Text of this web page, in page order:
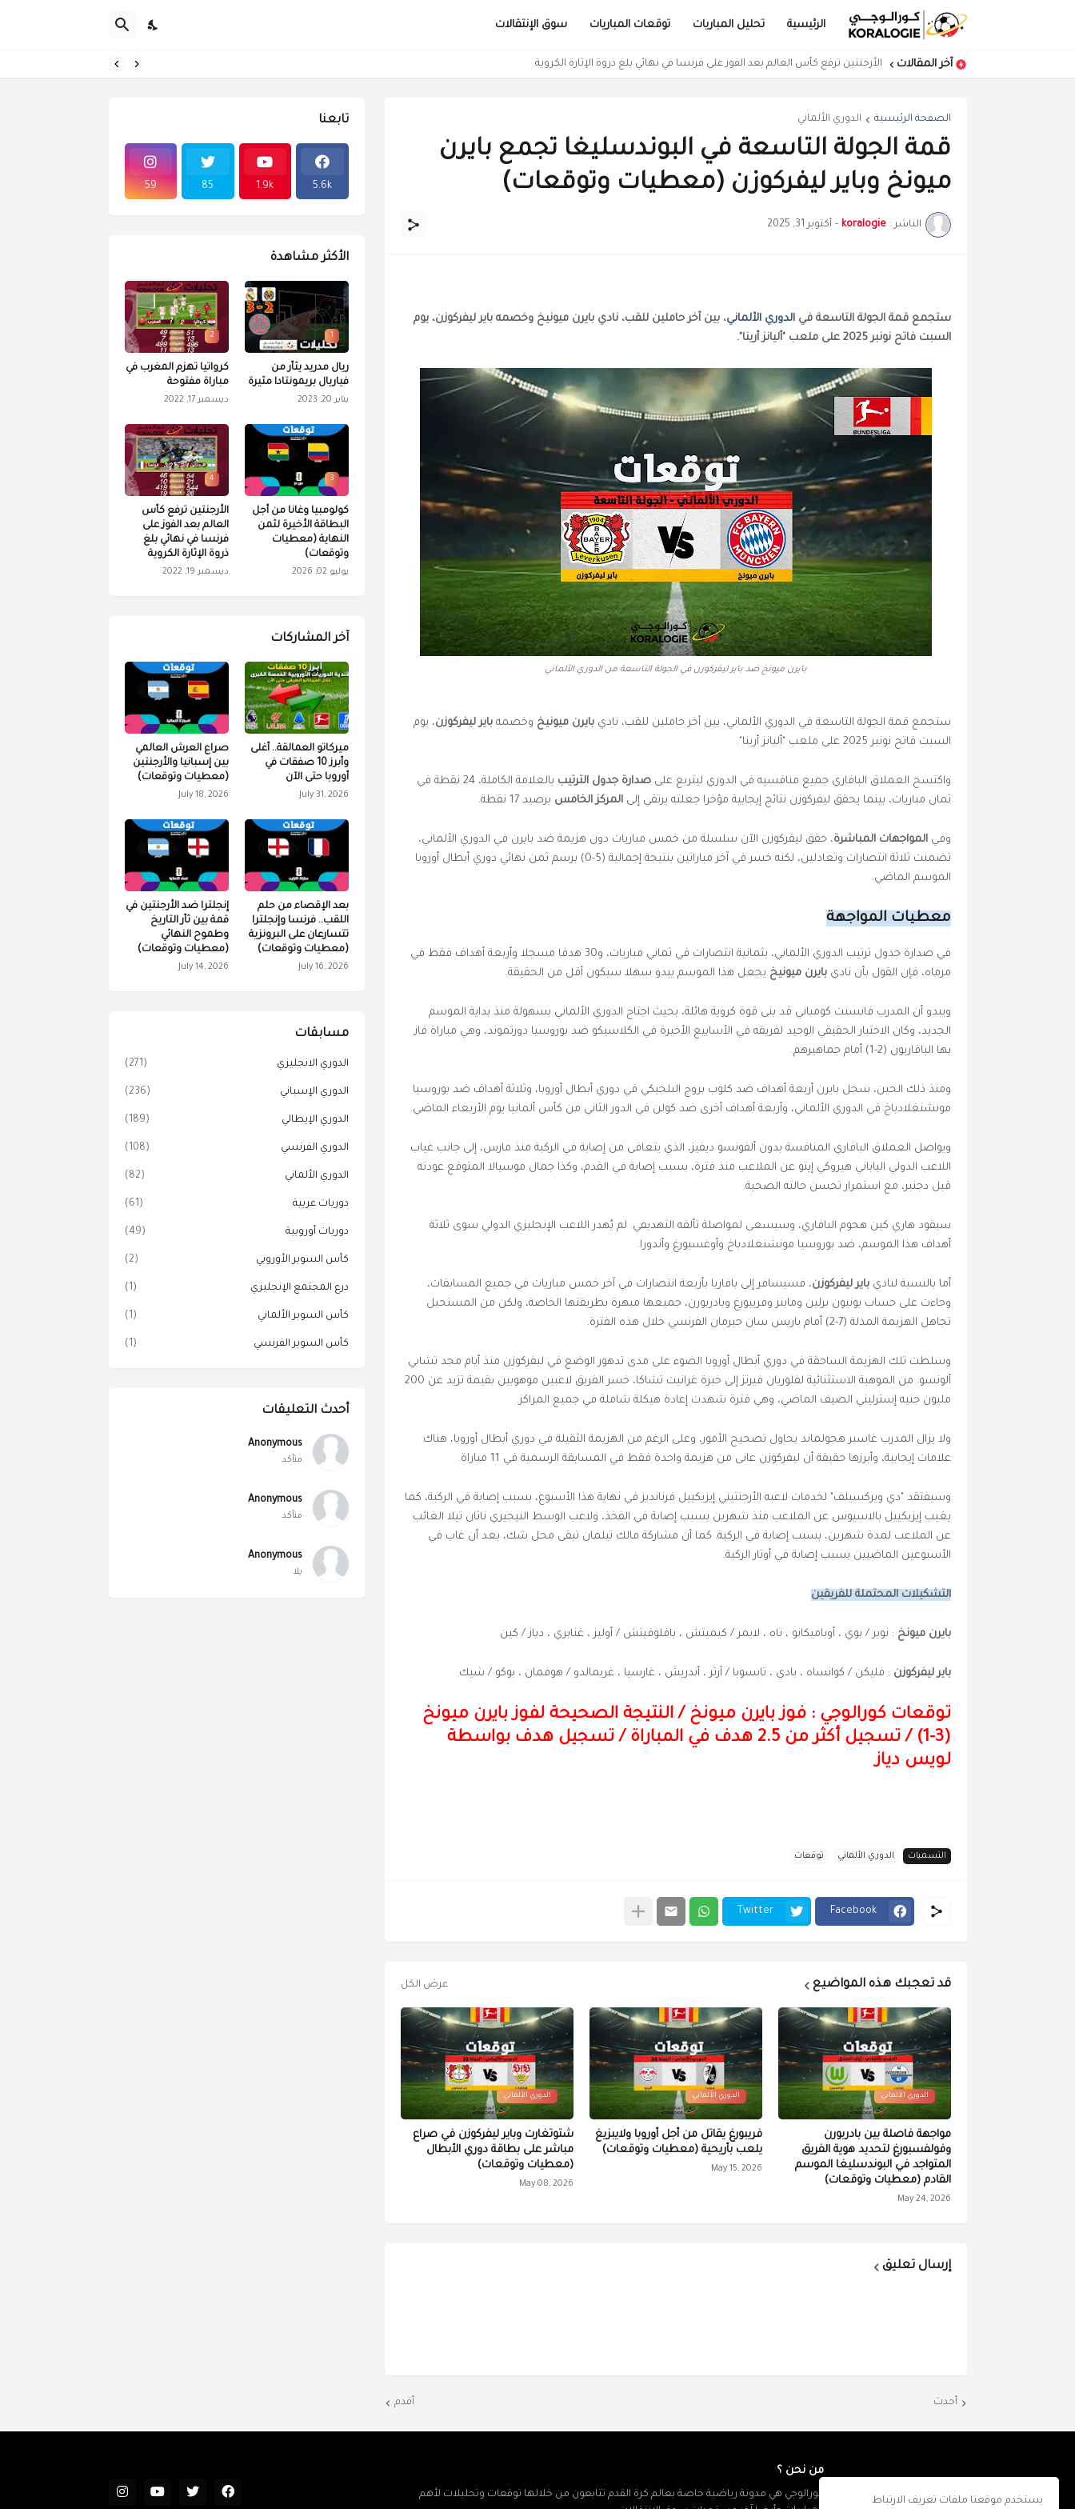
الرئيسية تحليل المباريات توقعات المباريات سوق الإنتقالات
آخر المقالات الأرجنتين ترفع كأس العالم بعد الفوز على فرنسا في نهائي بلغ ذروة الإثارة الكروية
الصفحة الرئيسية الدوري الألماني
قمة الجولة التاسعة في البوندسليغا تجمع بايرن
ميونخ وباير ليفركوزن (معطيات وتوقعات)
الناشر : koralogie
- أكتوبر 31, 2025
ستجمع قمة الجولة التاسعة فيالدوري الألماني، بين آخر حاملين للقب، نادي بايرن ميونيخ وخصمه باير ليفركوزن، يوم
السبت فاتح نونبر 2025 على ملعب "أليانز أرينا".
بايرن ميونخ ضد باير ليفركوزن في الجولة التاسعة من الدوري الألماني
ستجمع قمة الجولة التاسعة في الدوري الألماني، بين آخر حاملين للقب، ناديبايرن ميونيخ وخصمهباير ليفركوزن، يوم
السبت فاتح نونبر 2025 على ملعب "أليانز أرينا".
واكتسح العملاق البافاري جميع منافسيه في الدوري ليتربع علىصدارة جدول الترتيب
بالعلامة الكاملة، 24 نقطة في
ثمان مباريات، بينما يحقق ليفركوزن نتائج إيجابية مؤخرا جعلته يرتقي إلىالمركز الخامس برصيد 17 نقطة.
وفيالمواجهات المباشرة، حقق ليفركوزن الآن سلسلة من خمس مباريات دون هزيمة ضد بايرن في الدوري الألماني،
تضمنت ثلاثة انتصارات وتعادلين، لكنه خسر في آخر مباراتين بنتيجة إجمالية (5-0) برسم ثمن نهائي دوري أبطال أوروبا
الموسم الماضي.
معطيات المواجهة
في صدارة جدول ترتيب الدوري الألماني، بثمانية انتصارات في ثماني مباريات، و30 هدفا مسجلا وأربعة أهداف فقط في
مرماه، فإن القول بأن ناديبايرن ميونيخ يجعل هذا الموسم يبدو سهلا سيكون أقل من الحقيقة.
ويبدو أن المدرب فانسنت كومباني قد بنى قوة كروية هائلة، بحيث اجتاح الدوري الألماني بسهولة منذ بداية الموسم
الجديد، وكان الاختبار الحقيقي الوحيد لفريقه في الأسابيع الأخيرة في الكلاسيكو ضد بوروسيا دورتموند، وهي مباراة فاز
بها البافاريون (2-1) أمام جماهيرهم.
ومنذ ذلك الحين، سجل بايرن أربعة أهداف ضد كلوب بروج البلجيكي في دوري أبطال أوروبا، وثلاثة أهداف ضد بوروسيا
مونشنغلادباخ في الدوري الألماني، وأربعة أهداف أخرى ضد كولن في الدور الثاني من كأس ألمانيا يوم الأربعاء الماضي.
ويواصل العملاق البافاري المنافسة بدون ألفونسو ديفيز، الذي يتعافى من إصابة في الركبة منذ مارس، إلى جانب غياب
اللاعب الدولي الياباني هيروكي إيتو عن الملاعب منذ فترة، بسبب إصابة في القدم، وكذا جمال موسيالا المتوقع عودته
قبل دجنبر، مع استمرار تحسن حالته الصحية.
سيقود هاري كين هجوم البافاري، وسيسعى لمواصلة تألقه التهديفي. لم يُهدر اللاعب الإنجليزي الدولي سوى ثلاثة
أهداف هذا الموسم، ضد بوروسيا مونشنغلادباخ وأوغسبورغ وأندورا.
أما بالنسبة لناديباير ليفركوزن، فسيسافر إلى بافاريا بأربعة انتصارات في آخر خمس مباريات في جميع المسابقات،
وجاءت على حساب يونيون برلين وماينز وفريبورغ وبادربورن، جميعها مبهرة بطريقتها الخاصة، ولكن من المستحيل
تجاهل الهزيمة المذلة (7-2) أمام باريس سان جيرمان الفرنسي خلال هذه الفترة.
وسلطت تلك الهزيمة الساحقة في دوري أبطال أوروبا الضوء على مدى تدهور الوضع في ليفركوزن منذ أيام مجد تشابي
ألونسو. من الموهبة الاستثنائية لفلوريان فيرتز إلى خبرة غرانيت تشاكا، خسر الفريق لاعبين موهوبين بقيمة تزيد عن 200
مليون جنيه إسترليني الصيف الماضي، وهي فترة شهدت إعادة هيكلة شاملة في جميع المراكز.
ولا يزال المدرب غاسبر هجولماند يحاول تصحيح الأمور، وعلى الرغم من الهزيمة الثقيلة في دوري أبطال أوروبا، هناك
علامات إيجابية، وأبرزها حقيقة أن ليفركوزن عانى من هزيمة واحدة فقط في المسابقة الرسمية في 11 مباراة.
وسيفتقد "دي ويركسيلف" لخدمات لاعبه الأرجنتيني إيزيكييل فرنانديز في نهاية هذا الأسبوع، بسبب إصابة في الركبة، كما
يغيب إيزيكييل بالاسيوس عن الملاعب منذ شهرين بسبب إصابة في الفخذ، ولاعب الوسط النيجيري ناثان تيلا الغائب
عن الملاعب لمدة شهرين، بسبب إصابة في الركبة. كما أن مشاركة مالك تيلمان تبقى محل شك، بعد أن غاب في
الأسبوعين الماضيين بسبب إصابة في أوتار الركبة.
التشكيلات المحتملة للفريقين
بايرن ميونخ : نوير / بوي ، أوباميكانو ، تاه ، لايمر / كيميتش ، بافلوفيتش / أوليز ، غنابري ، دياز / كين
باير ليفركوزن : فليكن / كوانساه ، بادي ، تابسوبا / آرثر ، أندريش ، غارسيا ، غريمالدو / هوفمان ، بوكو / شيك
توقعات كورالوجي : فوز بايرن ميونخ/النتيجة الصحيحة لفوز بايرن ميونخ
(3-1) / تسجيل أكثر من 2.5 هدف في المباراة / تسجيل هدف بواسطة
لويس دياز
التسميات الدوري الألماني توقعات
Facebook
Twitter
قد تعجبك هذه المواضيع عرض الكل
الدوري الألماني
مواجهة فاصلة بين بادربورن
وفولفسبورغ لتحديد هوية الفريق
المتواجد في البوندسليغا الموسم
القادم (معطيات وتوقعات)
May 24, 2026
الدوري الألماني
فريبورغ يقاتل من أجل أوروبا ولايبزيغ
يلعب بأريحية (معطيات وتوقعات)
May 15, 2026
الدوري الألماني
شتوتغارت وباير ليفركوزن في صراع
مباشر على بطاقة دوري الأبطال
(معطيات وتوقعات)
May 08, 2026
إرسال تعليق
أحدث أقدم
تابعنا
5.6k
1.9k
85
59
الأكثر مشاهدة
1
ريال مدريد يثأر من
فياريال بريمونتادا مثيرة
يناير 20, 2023
2
كرواتيا تهزم المغرب في
مباراة مفتوحة
ديسمبر 17, 2022
3
كولومبيا وغانا من أجل
البطاقة الأخيرة لثمن
النهاية (معطيات
وتوقعات)
يوليو 02, 2026
4
الأرجنتين ترفع كأس
العالم بعد الفوز على
فرنسا في نهائي بلغ
ذروة الإثارة الكروية
ديسمبر 19, 2022
آخر المشاركات
ميركاتو العمالقة.. أغلى
وأبرز 10 صفقات في
أوروبا حتى الآن
July 31, 2026
صراع العرش العالمي
بين إسبانيا والأرجنتين
(معطيات وتوقعات)
July 18, 2026
بعد الإقصاء من حلم
اللقب.. فرنسا وإنجلترا
تتسارعان على البرونزية
(معطيات وتوقعات)
July 16, 2026
إنجلترا ضد الأرجنتين في
قمة بين ثأر التاريخ
وطموح النهائي
(معطيات وتوقعات)
July 14, 2026
مسابقات
الدوري الانجليزي (271)
الدوري الإسباني (236)
الدوري الإيطالي (189)
الدوري الفرنسي (108)
الدوري الألماني (82)
دوريات عربية (61)
دوريات أوروبية (49)
كأس السوبر الأوروبي (2)
درع المجتمع الإنجليزي (1)
كأس السوبر الألماني (1)
كأس السوبر الفرنسي (1)
أحدث التعليقات
Anonymous
متأكد
Anonymous
متأكد
Anonymous
يلا
من نحن ؟
كورالوجي هي مدونة رياضية خاصة بعالم كرة القدم تتابعون من خلالها توقعات وتحليلات لأهم
يستخدم موقعنا ملفات تعريف الارتباط